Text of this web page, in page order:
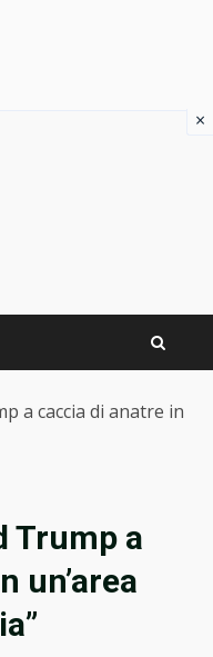
a caccia di anatre in
Trump a
un’area
×